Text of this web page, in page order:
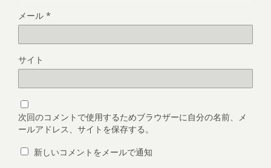
メール *
サイト
次回のコメントで使用するためブラウザーに自分の名前、メ
ールアドレス、サイトを保存する。
新しいコメントをメールで通知